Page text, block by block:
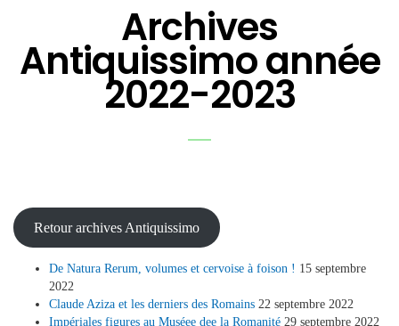
Archives
Antiquissimo année
2022-2023
Retour archives Antiquissimo
De Natura Rerum, volumes et cervoise à foison ! 15 septembre
2022
Claude Aziza et les derniers des Romains 22 septembre 2022
Impériales figures au Muséee dee la Romanité 29 septembre 2022